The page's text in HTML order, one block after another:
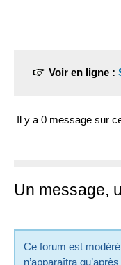
Voir en ligne :
Il y a 0 message sur
Un message,
Ce forum est
n’apparaîtra